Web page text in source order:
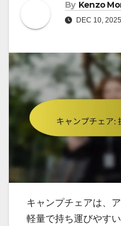
By Kenzo
DEC 10, 2025
キャンプチェアは、
軽量で持ち運びやす